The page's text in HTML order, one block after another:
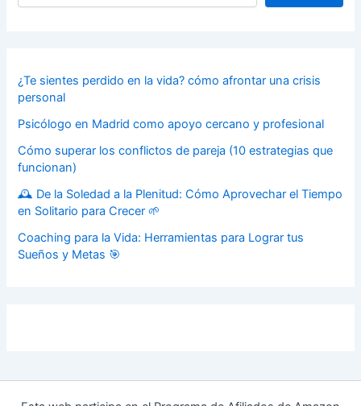
¿Te sientes perdido en la vida? cómo afrontar una crisis
personal
Psicólogo en Madrid como apoyo cercano y profesional
Cómo superar los conflictos de pareja (10 estrategias que
funcionan)
🕰️ De la Soledad a la Plenitud: Cómo Aprovechar el Tiempo
en Solitario para Crecer 🌱
Coaching para la Vida: Herramientas para Lograr tus
Sueños y Metas 🎯